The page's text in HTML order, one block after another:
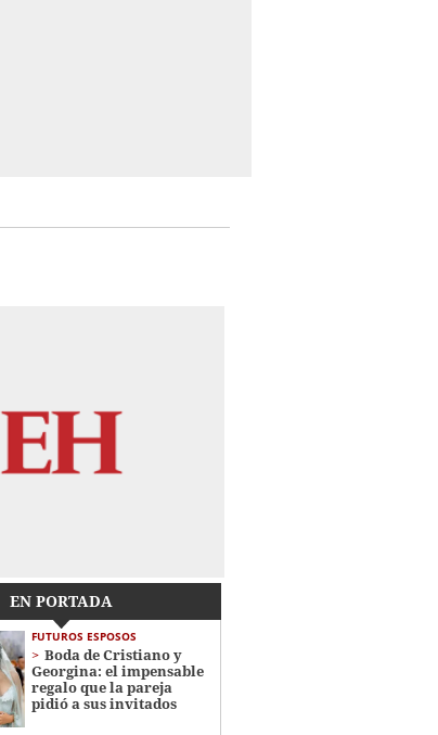
EN PORTADA
FUTUROS ESPOSOS
Boda de Cristiano y
Georgina: el impensable
regalo que la pareja
pidió a sus invitados